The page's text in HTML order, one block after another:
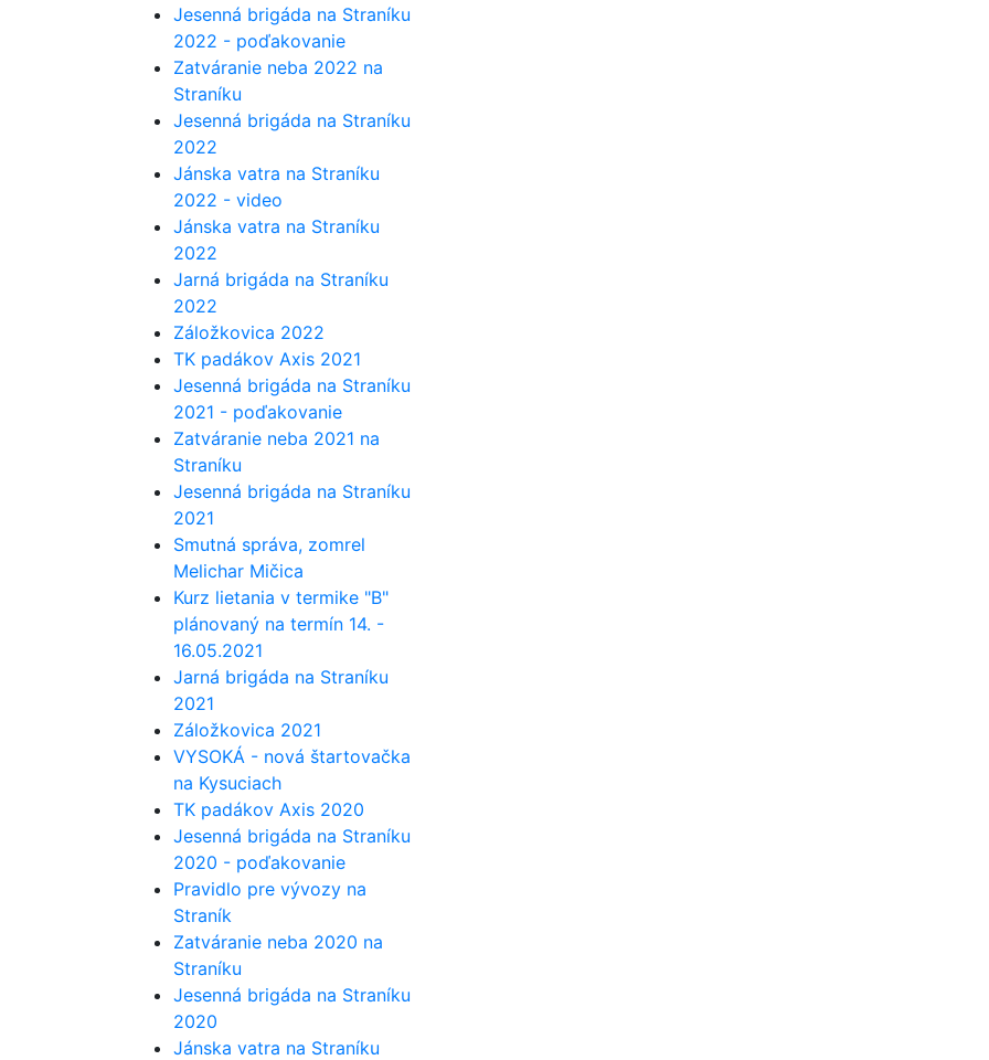
Jesenná brigáda na Straníku
2022 - poďakovanie
Zatváranie neba 2022 na
Straníku
Jesenná brigáda na Straníku
2022
Jánska vatra na Straníku
2022 - video
Jánska vatra na Straníku
2022
Jarná brigáda na Straníku
2022
Záložkovica 2022
TK padákov Axis 2021
Jesenná brigáda na Straníku
2021 - poďakovanie
Zatváranie neba 2021 na
Straníku
Jesenná brigáda na Straníku
2021
Smutná správa, zomrel
Melichar Mičica
Kurz lietania v termike "B"
plánovaný na termín 14. -
16.05.2021
Jarná brigáda na Straníku
2021
Záložkovica 2021
VYSOKÁ - nová štartovačka
na Kysuciach
TK padákov Axis 2020
Jesenná brigáda na Straníku
2020 - poďakovanie
Pravidlo pre vývozy na
Straník
Zatváranie neba 2020 na
Straníku
Jesenná brigáda na Straníku
2020
Jánska vatra na Straníku